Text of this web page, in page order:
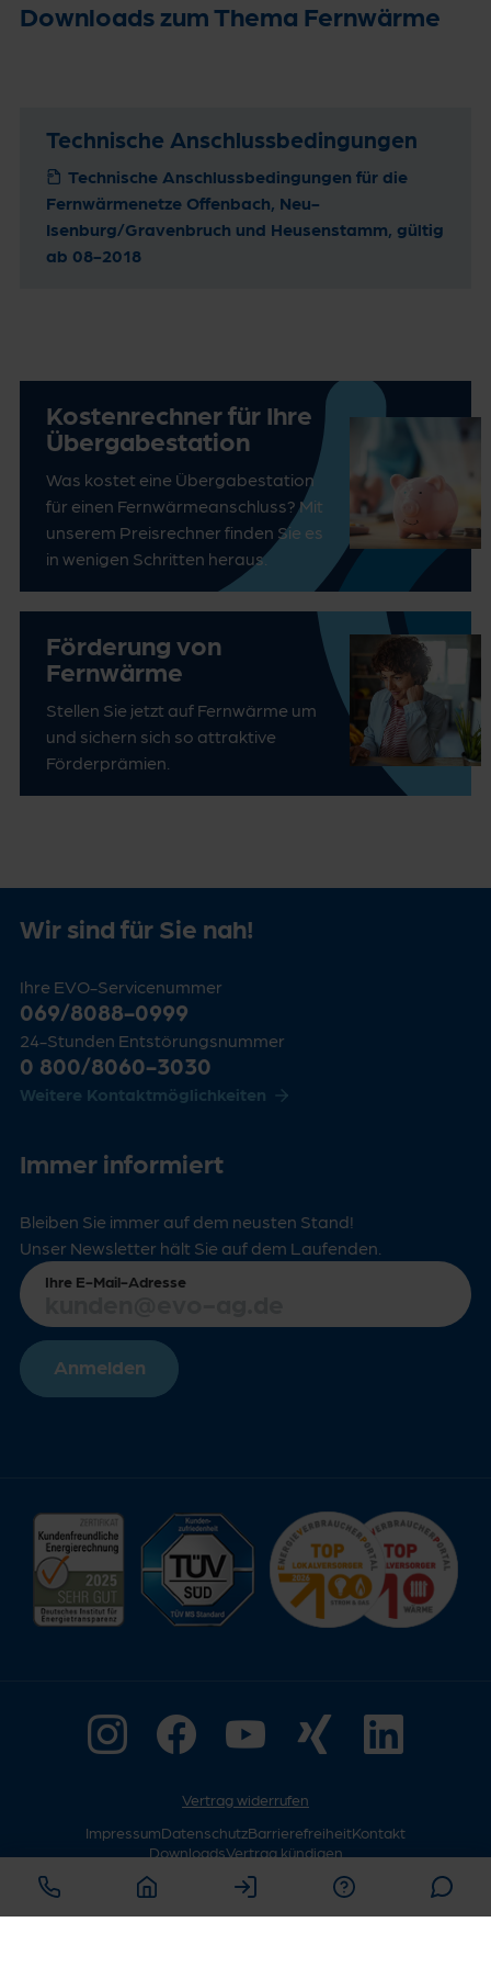
Downloads zum Thema Fernwärme
Technische Anschlussbedingungen
Technische Anschlussbedingungen für die
Fernwärmenetze Offenbach, Neu-
Isenburg/Gravenbruch und Heusenstamm, gültig
ab 08-2018
Kostenrechner für Ihre
Übergabe­station
Was kostet eine Übergabestation
für einen Fernwärmeanschluss? Mit
unserem Preisrechner finden Sie es
in wenigen Schritten heraus.
Förderung von
Fernwärme
Stellen Sie jetzt auf Fernwärme um
und sichern sich so attraktive
Förderprämien.
Wir sind für Sie nah!
Ihre EVO-Servicenummer
069/8088-0999
24-Stunden Entstörungsnummer
0 800/8060-3030
Weitere Kontaktmöglichkeiten
Immer informiert
Bleiben Sie immer auf dem neusten Stand!
Unser Newsletter hält Sie auf dem Laufenden.
Ihre E-Mail-Adresse
Anmelden
Vertrag widerrufen
ImpressumDatenschutzBarrierefreiheitKontakt
DownloadsVertrag kündigen